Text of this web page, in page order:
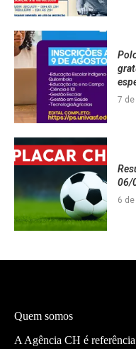
7
06/
6
Quem somos
A Agência CH é